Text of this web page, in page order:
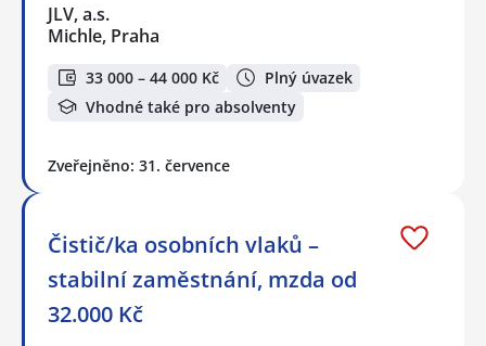
JLV, a.s.
Michle, Praha
33 000 – 44 000 Kč
Plný úvazek
Vhodné také pro absolventy
Zveřejněno: 31. července
Čistič/ka osobních vlaků –
stabilní zaměstnání, mzda od
32.000 Kč